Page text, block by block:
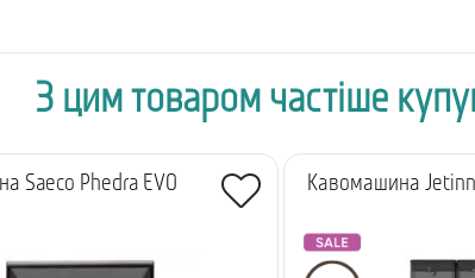
З цим товаром частіше
Saeco Phedra EVO
Кавомашина